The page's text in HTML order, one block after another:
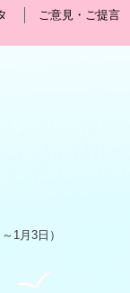
ご意見・ご提言
1月3日）